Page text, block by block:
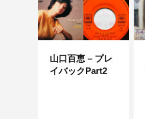
山口百恵 – プレ
イバックPart2